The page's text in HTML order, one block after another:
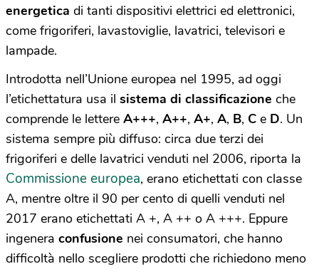
energetica di tanti dispositivi elettrici ed elettronici,
come frigoriferi, lavastoviglie, lavatrici, televisori e
lampade.
Introdotta nell’Unione europea nel 1995, ad oggi
l’etichettatura usa il sistema di classificazione che
comprende le lettere A+++, A++, A+, A, B, C e D. Un
sistema sempre più diffuso: circa due terzi dei
frigoriferi e delle lavatrici venduti nel 2006, riporta la
Commissione europea, erano etichettati con classe
A, mentre oltre il 90 per cento di quelli venduti nel
2017 erano etichettati A +, A ++ o A +++. Eppure
ingenera confusione nei consumatori, che hanno
difficoltà nello scegliere prodotti che richiedono meno